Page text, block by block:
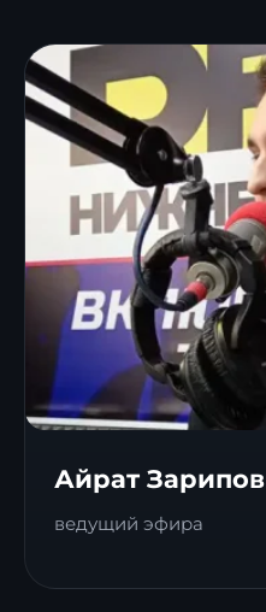
Айрат Зарипов
ведущий эфира